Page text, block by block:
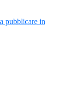
pubblicare in